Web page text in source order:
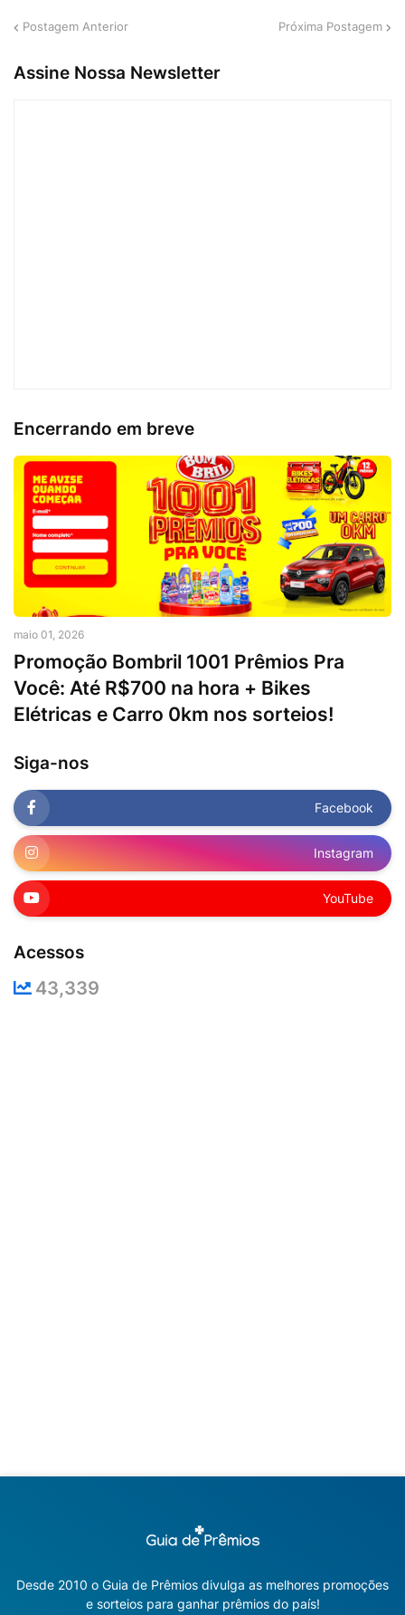
Postagem Anterior Próxima Postagem
Assine Nossa Newsletter
Encerrando em breve
maio 01, 2026
Promoção Bombril 1001 Prêmios Pra
Você: Até R$700 na hora + Bikes
Elétricas e Carro 0km nos sorteios!
Siga-nos
Facebook
Instagram
YouTube
Acessos
43,339
Desde 2010 o Guia de Prêmios divulga as melhores promoções
e sorteios para ganhar prêmios do país!